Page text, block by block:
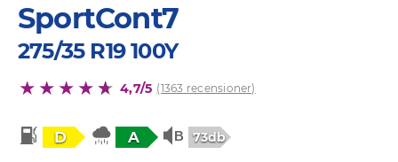
SportCont7
275/35 R19 100Y
4,7/5 (1363 recensioner)
D A 73db